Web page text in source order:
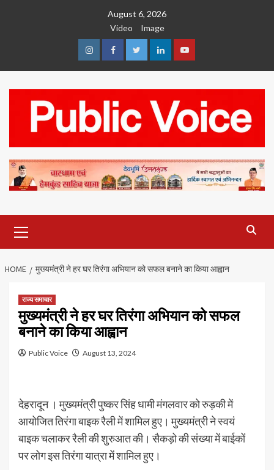
August 6, 2026
Video
Image
InstagramFacebookTwitterLinkedinYoutube
Menu
HOME मुख्यमंत्री ने हर घर तिरंगा अभियान को सफल बनाने का किया आह्वान
राज्य समाचार
मुख्यमंत्री ने हर घर तिरंगा अभियान को सफल
बनाने का किया आह्वान
Public Voice August 13, 2024
देहरादून । मुख्यमंत्री पुष्कर सिंह धामी मंगलवार को रुड़की में
आयोजित तिरंगा बाइक रैली में शामिल हुए। मुख्यमंत्री ने स्वयं
बाइक चलाकर रैली की शुरुआत की। सैकड़ो की संख्या में बाईकों
पर लोग इस तिरंगा यात्रा में शामिल हुए।